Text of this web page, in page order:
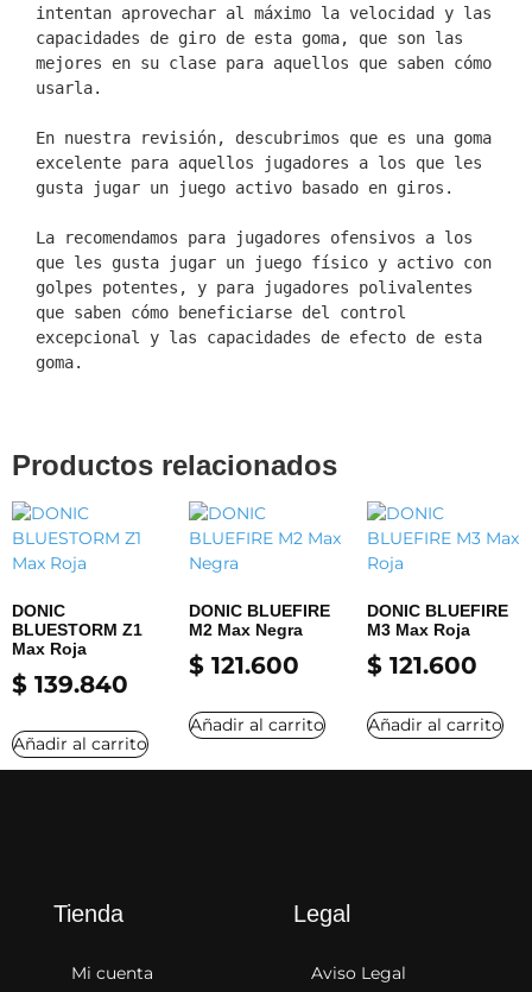
intentan aprovechar al máximo la velocidad y las
capacidades de giro de esta goma, que son las
mejores en su clase para aquellos que saben cómo
usarla.
En nuestra revisión, descubrimos que es una goma
excelente para aquellos jugadores a los que les
gusta jugar un juego activo basado en giros.
La recomendamos para jugadores ofensivos a los
que les gusta jugar un juego físico y activo con
golpes potentes, y para jugadores polivalentes
que saben cómo beneficiarse del control
excepcional y las capacidades de efecto de esta
goma.
Productos relacionados
DONIC
BLUESTORM Z1
Max Roja
$ 139.840
Añadir al carrito
DONIC BLUEFIRE
M2 Max Negra
$ 121.600
Añadir al carrito
DONIC BLUEFIRE
M3 Max Roja
$121.600
Añadir al carrito
Tienda
Mi cuenta
Legal
Aviso Legal